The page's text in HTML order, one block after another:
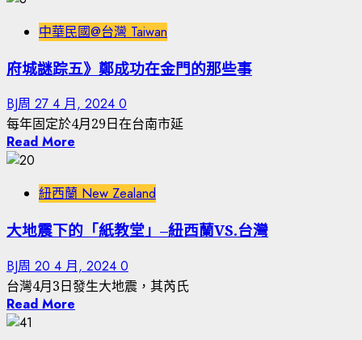
中華民國@台灣 Taiwan
府城謎踪五》鄭成功在金門的那些事
BJ周 27 4 月, 2024 0
每年固定於4月29日在台南市延
Read More
紐西蘭 New Zealand
大地震下的「紙教堂」–紐西蘭VS.台灣
BJ周 20 4 月, 2024 0
台灣4月3日發生大地震，其芮氏
Read More